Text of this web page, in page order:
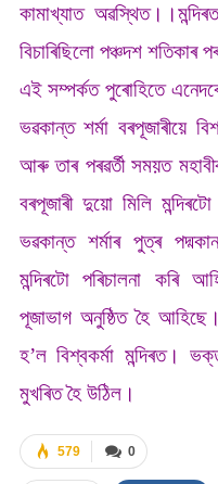
কামাখ্যাত
বিচাৰিছিলো পঞ্চদশ শতিকাৰ
এই সম্পৰ্কত পুৰোহিতে
ভৱকান্ত শৰ্মা বৰপূজাৰীয়ে
আৰু তাৰ পৰৱৰ্তী সময়ত
বৰপূজাৰী দুয়ো মিলি
ভৱকান্ত শৰ্মাৰ পুত্ৰ
মন্দিৰটো পৰিচালনা কৰি
পূজাভাগ অনুষ্ঠিত হৈ
হ’ল বিশ্বকৰ্মা মন্দিৰত।
মুখৰিত হৈ উঠিল।
0
579